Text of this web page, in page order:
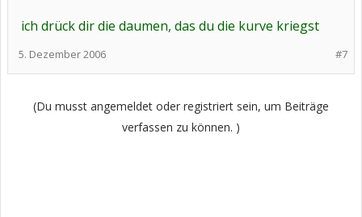
ich drück dir die daumen, das du die kurve kriegst
#7
5. Dezember 2006
(Du musst angemeldet oder registriert sein, um Beiträge
verfassen zu können. )